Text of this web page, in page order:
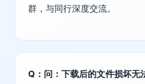
群，与同行深度交流。
Q：问：下载后的文件损坏无